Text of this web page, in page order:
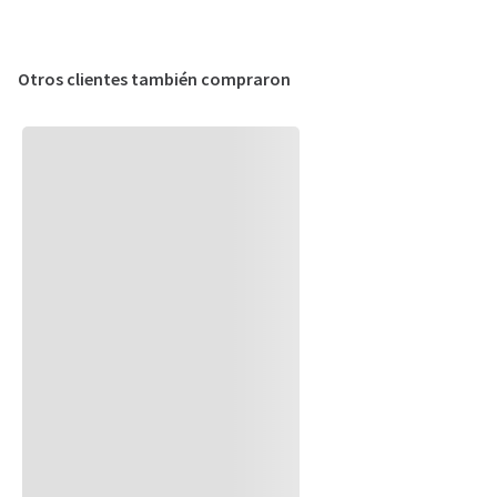
Otros clientes también compraron